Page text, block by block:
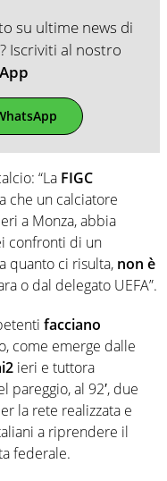
su ultime news di
Iscriviti al nostro
“La FIGC
che un calciatore
a Monza, abbia
confronti di un
quanto ci risulta, non è
o dal delegato UEFA”.
facciano
come emerge dalle
ieri e tuttora
pareggio, al 92′, due
la rete realizzata e
a riprendere il
federale.